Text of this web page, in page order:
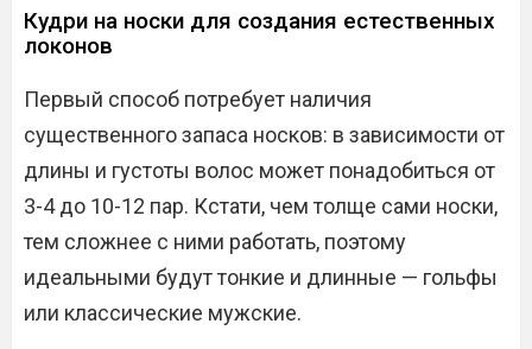
Кудри на носки для создания естественных
локонов
Первый способ потребует наличия
существенного запаса носков: в зависимости от
длины и густоты волос может понадобиться от
3-4 до 10-12 пар. Кстати, чем толще сами носки,
тем сложнее с ними работать, поэтому
идеальными будут тонкие и длинные — гольфы
или классические мужские.